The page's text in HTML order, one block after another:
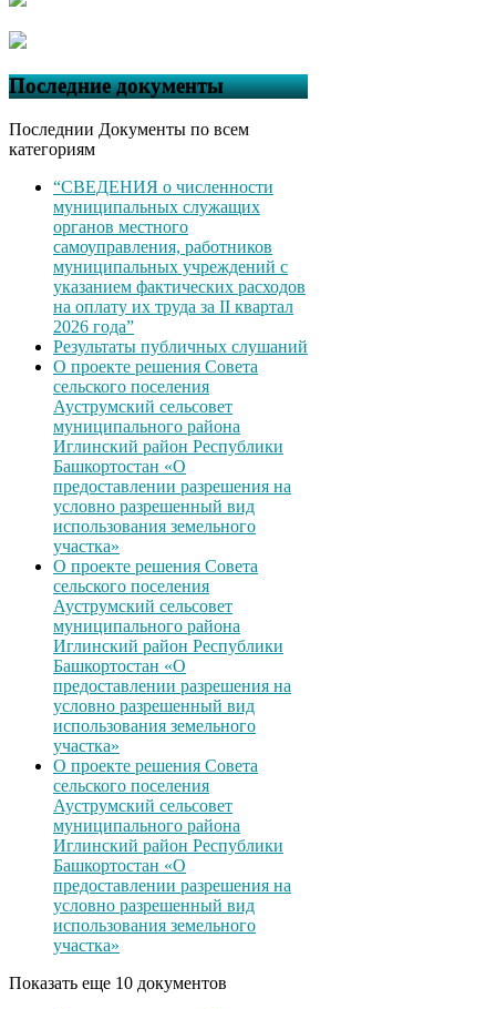
Последние документы
Последнии Документы по всем
категориям
“СВЕДЕНИЯ о численности
муниципальных служащих
органов местного
самоуправления, работников
муниципальных учреждений с
указанием фактических расходов
на оплату их труда за II квартал
2026 года”
Результаты публичных слушаний
О проекте решения Совета
сельского поселения
Ауструмский сельсовет
муниципального района
Иглинский район Республики
Башкортостан «О
предоставлении разрешения на
условно разрешенный вид
использования земельного
участка»
О проекте решения Совета
сельского поселения
Ауструмский сельсовет
муниципального района
Иглинский район Республики
Башкортостан «О
предоставлении разрешения на
условно разрешенный вид
использования земельного
участка»
О проекте решения Совета
сельского поселения
Ауструмский сельсовет
муниципального района
Иглинский район Республики
Башкортостан «О
предоставлении разрешения на
условно разрешенный вид
использования земельного
участка»
Показать еще 10 документов